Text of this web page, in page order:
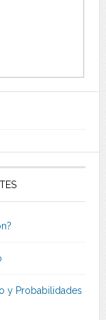
y Probabilidades